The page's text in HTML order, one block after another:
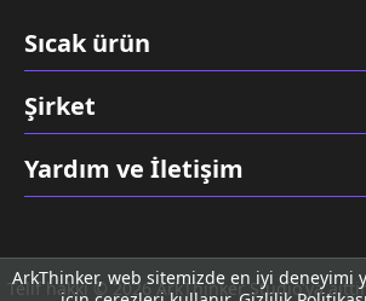
Sıcak ürün
Şirket
Yardım ve İletişim
Telif hakkı © 2026 ArkThinker Studio'ya aittir.
ArkThinker, web sitemizde en iyi deneyimi